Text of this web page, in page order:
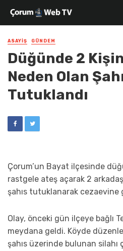
ASAYIŞ GÜNDEM
Düğünde 2
Neden Olan
Tutuklandı
Çorum’un Bayat ilçesinde
rastgele ateş açarak 2
şahıs tutuklanarak cezaevine
Olay, önceki gün ilçeye bağlı
meydana geldi. Köyde
şahıs üzerinde bulunan silahı